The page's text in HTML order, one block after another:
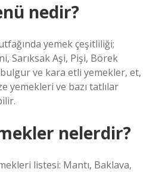
nedir?
yemek çeşitliliği;
Sarıksak Aşi, Pişi, Börek
ve kara etli yemekler, et,
yemekleri ve bazı tatlılar
nelerdir?
listesi: Mantı, Baklava,